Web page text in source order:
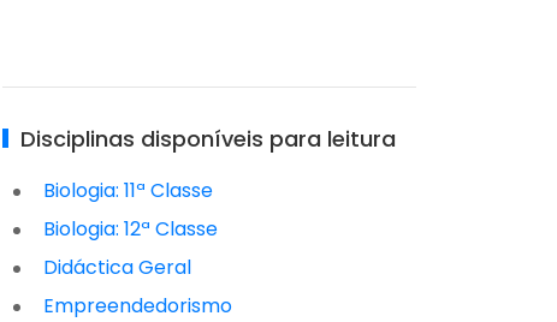
Disciplinas disponíveis para leitura
Biologia: 11ª Classe
Biologia: 12ª Classe
Didáctica Geral
Empreendedorismo